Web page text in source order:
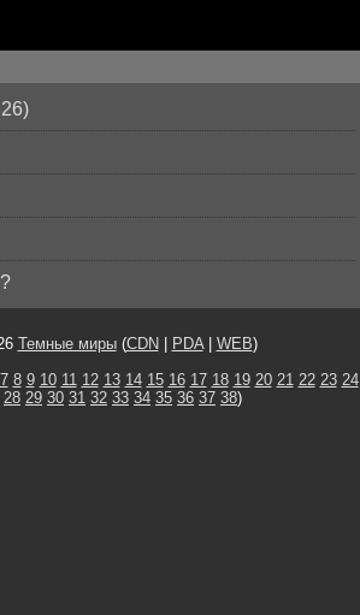
Темные миры(CDN| PDA| WEB)
7 8 9 10 11 12 13 14 15 16 17 18 19 20 21 22 23 24
28 29 30 31 32 33 34 35 36 37 38)